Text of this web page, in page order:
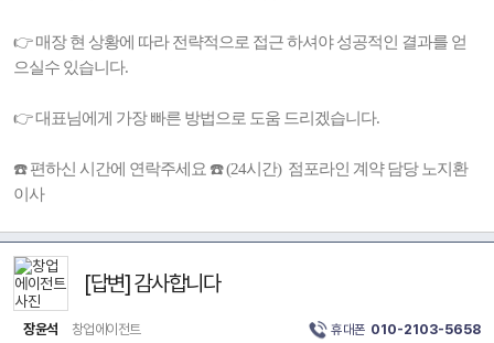
👉 매장 현 상황에 따라 전략적으로 접근 하셔야 성공적인 결과를 얻
으실수 있습니다.
👉 대표님에게 가장 빠른 방법으로 도움 드리겠습니다.
☎️ 편하신 시간에 연락주세요 ☎️ (24시간) 점포라인 계약 담당 노지환
이사
[답변] 감사합니다
장윤석 창업에이전트 휴대폰 010-2103-5658